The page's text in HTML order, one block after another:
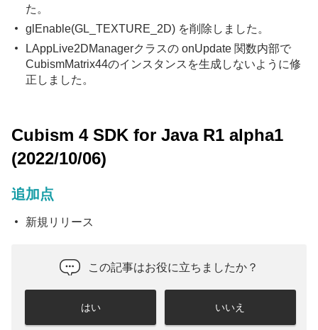
た。
glEnable(GL_TEXTURE_2D) を削除しました。
LAppLive2DManagerクラスの onUpdate 関数内部で
CubismMatrix44のインスタンスを生成しないように修
正しました。
Cubism 4 SDK for Java R1 alpha1
(2022/10/06)
追加点
新規リリース
この記事はお役に立ちましたか？
はい いいえ